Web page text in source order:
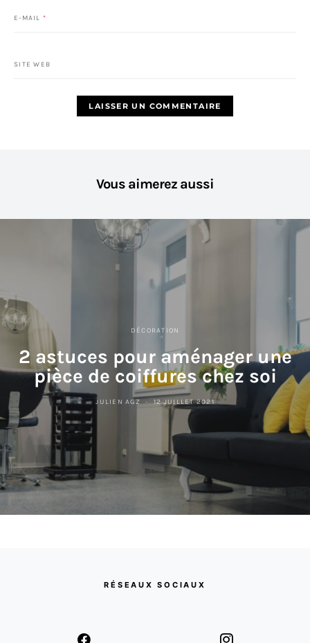
E-MAIL *
SITE WEB
Vous aimerez aussi
DÉCORATION
2 astuces pour aménager une
pièce de coiffures chez soi
JULIEN AGZ 12 JUILLET 2021
RÉSEAUX SOCIAUX